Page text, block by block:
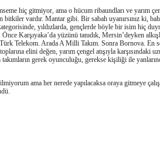
hiç gitmiyor, ama o hücum ribaundları ve yarım
bitkiler vardır. Mantar gibi. Bir sabah uyanırsınız ki,
yıldızlarda, gençlerde böyle bir isim hiç
Karşıyaka’da yüzünü tanıdık, Mersin’deyken
Telekom. Arada A Milli Takım. Sonra Bornova. En
elini değen, yarım çengel atışıyla karşısındaki
gerek oyunculuğu, gerekse kişiliği ile
ama her nerede yapılacaksa oraya gitmeye